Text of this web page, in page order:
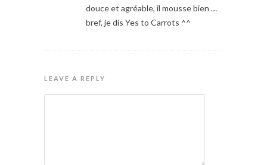
douce et agréable, il mousse bien …
bref, je dis Yes to Carrots ^^
LEAVE A REPLY